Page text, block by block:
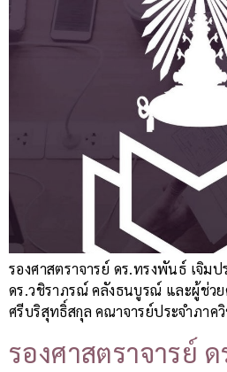
รองศาสตราจารย์ ดร.ทรงพันธ์ เจิมป
ดร.วชิราภรณ์ คลังธนบูรณ์ และผู้ช่วย
ศรีบริสุทธิ์สกุล คณาจารย์ประจำภาค
รองศาสตราจารย์